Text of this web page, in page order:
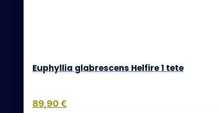
Euphyllia glabrescens Helfire 1 tete
89,90 €